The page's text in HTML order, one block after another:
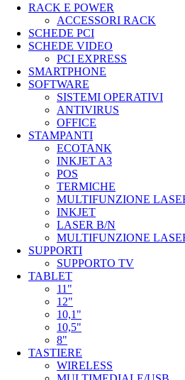
RACK E POWER
ACCESSORI RACK
SCHEDE PCI
SCHEDE VIDEO
PCI EXPRESS
SMARTPHONE
SOFTWARE
SISTEMI OPERATIVI
ANTIVIRUS
OFFICE
STAMPANTI
ECOTANK
INKJET A3
POS
TERMICHE
MULTIFUNZIONE
INKJET
LASER B/N
MULTIFUNZIONE
SUPPORTI
SUPPORTO TV
TABLET
11"
12"
10,1"
10,5"
8"
TASTIERE
WIRELESS